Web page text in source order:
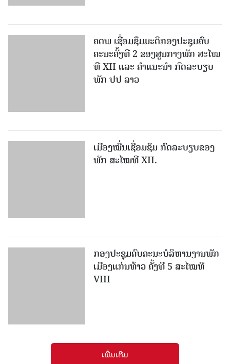
ຄຕພ ເຊື່ອມຊຶມມະຕິກອງປະຊຸມຄົບ
ຄະນະຄັ້ງທີ 2 ຂອງສູນກາງພັກ ສະໄໝ
ທີ XII ແລະ ຄໍາແນະນໍາ ກົດລະບຽບ
ພັກ ປປ ລາວ
ເມືອງ​ໝື່ນເຊື່ອມຊຶມ ກົດລະບຽບຂອງ
ພັກ ສະໄໝທີ XII.
ກອງປະຊຸມຄົບຄະນະບໍລິຫານງານພັກ
ເມືອງແກ່ນ​ທ້າວ ຄັ້ງທີ 5 ສະໄໝທີ
VIII
ເພີ່ມເຕີມ